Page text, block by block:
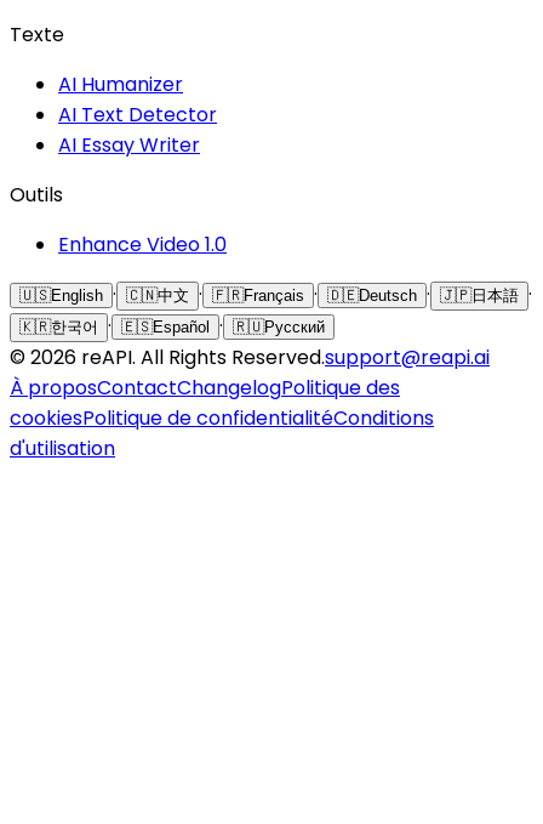
Texte
AI Humanizer
AI Text Detector
AI Essay Writer
Outils
Enhance Video 1.0
🇺🇸English · 🇨🇳中文 · 🇫🇷Français · 🇩🇪Deutsch · 🇯🇵日本語 ·
🇰🇷한국어 · 🇪🇸Español · 🇷🇺Русский
©2026 reAPI. All Rights Reserved.support@reapi.ai
À proposContactChangelogPolitique des
cookiesPolitique de confidentialitéConditions
d'utilisation